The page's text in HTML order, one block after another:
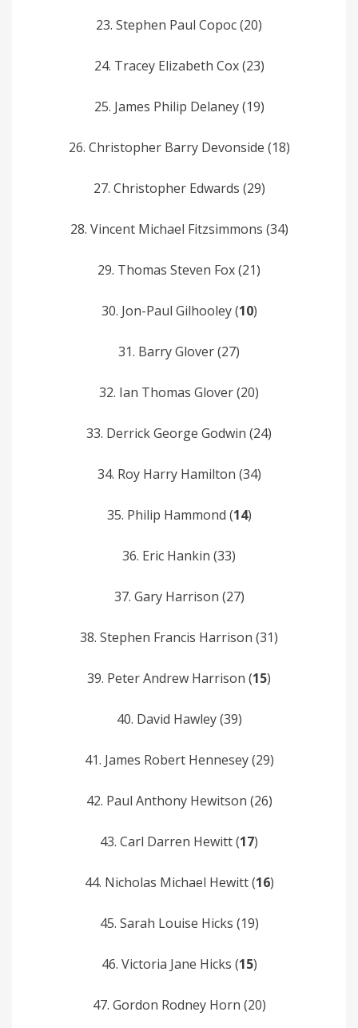
23. Stephen­ Paul Copoc (20)
24. Tracey Elizabeth Cox (23)
25. James­ Philip Delaney (19)
26. Christopher Barry Devonside (18)
27. Christopher Edwards (29)
28. Vincent Michael Fitzsimmons (34)
29. Thomas Steven Fox (21)
30. Jon-Paul Gilhooley (10)
31. Barry Glover (27)
32. Ian Thomas Glover­ (20)
33. Derrick­ George Godwin (24)
34. Roy Harry­ Hamilton (34)
35. Philip­ Hammond (14)
36. Eric­ Hankin (33)
37. Gary Harrison­ (27)
38. Stephen Francis­ Harrison (31)
39. Peter Andrew Harrison (15)
40. David Hawley (39)
41. James Robert Hennesey (29)
42. Paul Anthony Hewitson (26)
43. Carl Darren Hewitt (17)
44. Nicholas Michael Hewitt (16)
45. Sarah Louise Hicks (19)
46. Victoria Jane Hicks (15)
47. Gordon Rodney Horn (20)